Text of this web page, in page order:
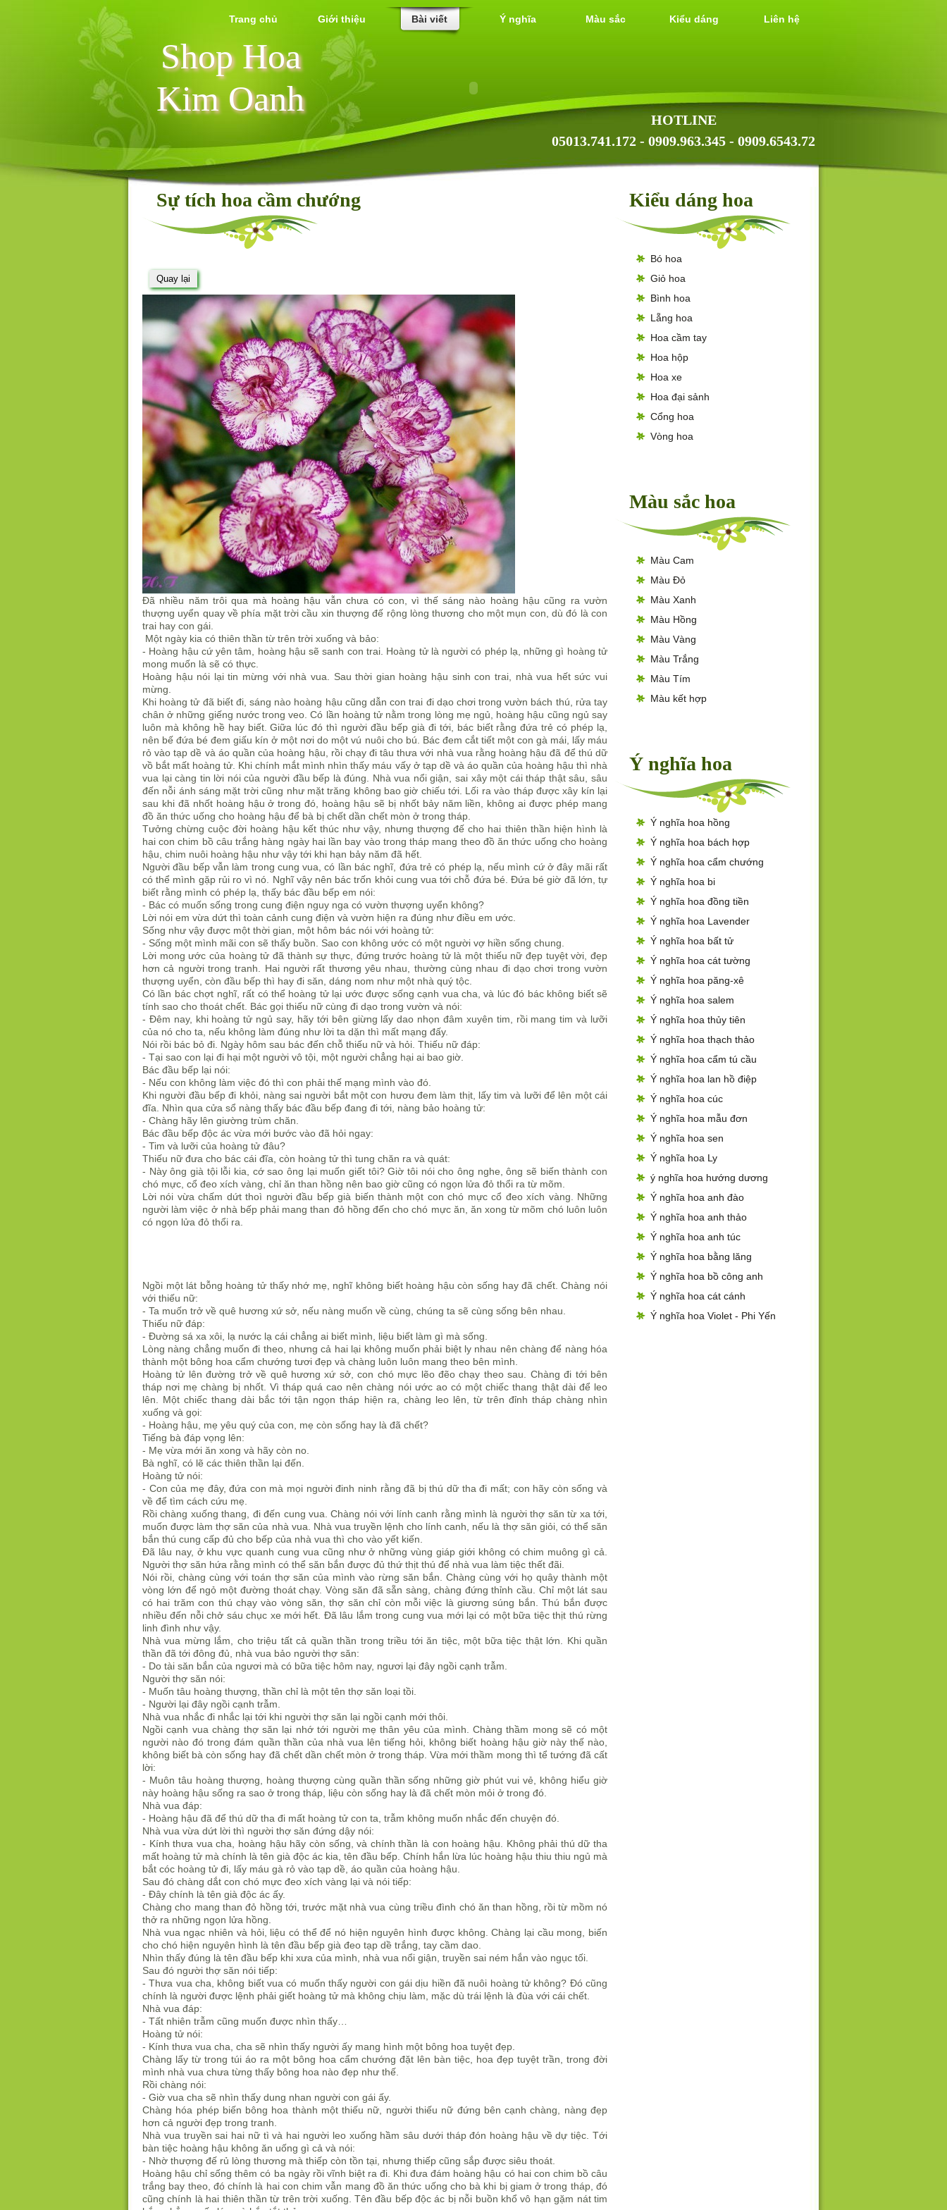
HOTLINE
05013.741.172 - 0909.963.345 - 0909.6543.72
Shop Hoa
Kim Oanh
Trang chủ Giới thiệu Bài viết Ý nghĩa Màu sắc Kiểu dáng Liên hệ
Sự tích hoa cầm chướng
Đã nhiều năm trôi qua mà hoàng hậu vẫn chưa có con, vì thế sáng nào hoàng hậu cũng ra vườn
thượng uyển quay về phía mặt trời cầu xin thượng đế rộng lòng thương cho một mụn con, dù đó là con
trai hay con gái.
Một ngày kia có thiên thần từ trên trời xuống và bảo:
- Hoàng hậu cứ yên tâm, hoàng hậu sẽ sanh con trai. Hoàng tử là người có phép lạ, những gì hoàng tử
mong muốn là sẽ có thực.
Hoàng hậu nói lại tin mừng với nhà vua. Sau thời gian hoàng hậu sinh con trai, nhà vua hết sức vui
mừng.
Khi hoàng tử đã biết đi, sáng nào hoàng hậu cũng dẫn con trai đi dạo chơi trong vườn bách thú, rửa tay
chân ở những giếng nước trong veo. Có lần hoàng tử nằm trong lòng mẹ ngủ, hoàng hậu cũng ngủ say
luôn mà không hề hay biết. Giữa lúc đó thì người đầu bếp già đi tới, bác biết rằng đứa trẻ có phép lạ,
nên bế đứa bé đem giấu kín ở một nơi do một vú nuôi cho bú. Bác đem cắt tiết một con gà mái, lấy máu
rỏ vào tạp dề và áo quần của hoàng hậu, rồi chạy đi tâu thưa với nhà vua rằng hoàng hậu đã để thú dữ
vồ bắt mất hoàng tử. Khi chính mắt mình nhìn thấy máu vấy ở tạp dề và áo quần của hoàng hậu thì nhà
vua lại càng tin lời nói của người đầu bếp là đúng. Nhà vua nổi giận, sai xây một cái tháp thật sâu, sâu
đến nỗi ánh sáng mặt trời cũng như mặt trăng không bao giờ chiếu tới. Lối ra vào tháp được xây kín lại
sau khi đã nhốt hoàng hậu ở trong đó, hoàng hậu sẽ bị nhốt bảy năm liền, không ai được phép mang
đồ ăn thức uống cho hoàng hậu để bà bị chết dần chết mòn ở trong tháp.
Tưởng chừng cuộc đời hoàng hậu kết thúc như vậy, nhưng thượng đế cho hai thiên thần hiện hình là
hai con chim bồ câu trắng hàng ngày hai lần bay vào trong tháp mang theo đồ ăn thức uống cho hoàng
hậu, chim nuôi hoàng hậu như vậy tới khi hạn bảy năm đã hết.
Người đầu bếp vẫn làm trong cung vua, có lần bác nghĩ, đứa trẻ có phép lạ, nếu mình cứ ở đây mãi rất
có thể mình gặp rủi ro vì nó. Nghĩ vậy nên bác trốn khỏi cung vua tới chỗ đứa bé. Đứa bé giờ đã lớn, tự
biết rằng mình có phép lạ, thấy bác đầu bếp em nói:
- Bác có muốn sống trong cung điện nguy nga có vườn thượng uyển không?
Lời nói em vừa dứt thì toàn cảnh cung điện và vườn hiện ra đúng như điều em ước.
Sống như vậy được một thời gian, một hôm bác nói với hoàng tử:
- Sống một mình mãi con sẽ thấy buồn. Sao con không ước có một người vợ hiền sống chung.
Lời mong ước của hoàng tử đã thành sự thực, đứng trước hoàng tử là một thiếu nữ đẹp tuyệt vời, đẹp
hơn cả người trong tranh. Hai người rất thương yêu nhau, thường cùng nhau đi dạo chơi trong vườn
thượng uyển, còn đầu bếp thì hay đi săn, dáng nom như một nhà quý tộc.
Có lần bác chợt nghĩ, rất có thể hoàng tử lại ước được sống cạnh vua cha, và lúc đó bác không biết sẽ
tính sao cho thoát chết. Bác gọi thiếu nữ cùng đi dạo trong vườn và nói:
- Đêm nay, khi hoàng tử ngủ say, hãy tới bên giừng lấy dao nhọn đâm xuyên tim, rồi mang tim và lưỡi
của nó cho ta, nếu không làm đúng như lời ta dặn thì mất mạng đấy.
Nói rồi bác bỏ đi. Ngày hôm sau bác đến chỗ thiếu nữ và hỏi. Thiếu nữ đáp:
- Tại sao con lại đi hại một người vô tội, một người chẳng hại ai bao giờ.
Bác đầu bếp lại nói:
- Nếu con không làm việc đó thì con phải thế mạng mình vào đó.
Khi người đầu bếp đi khỏi, nàng sai người bắt một con hươu đem làm thịt, lấy tim và lưỡi để lên một cái
đĩa. Nhìn qua cửa sổ nàng thấy bác đầu bếp đang đi tới, nàng bảo hoàng tử:
- Chàng hãy lên giường trùm chăn.
Bác đầu bếp độc ác vừa mới bước vào đã hỏi ngay:
- Tim và lưỡi của hoàng tử đâu?
Thiếu nữ đưa cho bác cái đĩa, còn hoàng tử thì tung chăn ra và quát:
- Này ông già tội lỗi kia, cớ sao ông lại muốn giết tôi? Giờ tôi nói cho ông nghe, ông sẽ biến thành con
chó mực, cổ đeo xích vàng, chỉ ăn than hồng nên bao giờ cũng có ngọn lửa đỏ thổi ra từ mõm.
Lời nói vừa chấm dứt thoì người đầu bếp già biến thành một con chó mực cổ đeo xích vàng. Những
người làm việc ở nhà bếp phải mang than đỏ hồng đến cho chó mực ăn, ăn xong từ mõm chó luôn luôn
có ngọn lửa đỏ thổi ra.
Ngồi một lát bỗng hoàng tử thấy nhớ mẹ, nghĩ không biết hoàng hậu còn sống hay đã chết. Chàng nói
với thiếu nữ:
- Ta muốn trở về quê hương xứ sở, nếu nàng muốn về cùng, chúng ta sẽ cùng sống bên nhau.
Thiếu nữ đáp:
- Đường sá xa xôi, lạ nước lạ cái chẳng ai biết mình, liệu biết làm gì mà sống.
Lòng nàng chẳng muốn đi theo, nhưng cả hai lại không muốn phải biệt ly nhau nên chàng để nàng hóa
thành một bông hoa cẩm chướng tươi đẹp và chàng luôn luôn mang theo bên mình.
Hoàng tử lên đường trở về quê hương xứ sở, con chó mực lẽo đẽo chạy theo sau. Chàng đi tới bên
tháp nơi mẹ chàng bị nhốt. Vì tháp quá cao nên chàng nói ước ao có một chiếc thang thật dài để leo
lên. Một chiếc thang dài bắc tới tận ngọn tháp hiện ra, chàng leo lên, từ trên đỉnh tháp chàng nhìn
xuống và gọi:
- Hoàng hậu, mẹ yêu quý của con, mẹ còn sống hay là đã chết?
Tiếng bà đáp vọng lên:
- Mẹ vừa mới ăn xong và hãy còn no.
Bà nghĩ, có lẽ các thiên thần lại đến.
Hoàng tử nói:
- Con của mẹ đây, đứa con mà mọi người đinh ninh rằng đã bị thú dữ tha đi mất; con hãy còn sống và
về để tìm cách cứu mẹ.
Rồi chàng xuống thang, đi đến cung vua. Chàng nói với lính canh rằng mình là người thợ săn từ xa tới,
muốn được làm thợ săn của nhà vua. Nhà vua truyền lệnh cho lính canh, nếu là thợ săn giỏi, có thể săn
bắn thú cung cấp đủ cho bếp của nhà vua thì cho vào yết kiến.
Đã lâu nay, ở khu vực quanh cung vua cũng như ở những vùng giáp giới không có chim muông gì cả.
Người thợ săn hứa rằng mình có thể săn bắn được đủ thứ thịt thú để nhà vua làm tiệc thết đãi.
Nói rồi, chàng cùng với toán thợ săn của mình vào rừng săn bắn. Chàng cùng với họ quây thành một
vòng lớn để ngỏ một đường thoát chạy. Vòng săn đã sẵn sàng, chàng đứng thỉnh cầu. Chỉ một lát sau
có hai trăm con thú chạy vào vòng săn, thợ săn chỉ còn mỗi việc là giương súng bắn. Thú bắn được
nhiều đến nỗi chở sáu chục xe mới hết. Đã lâu lắm trong cung vua mới lại có một bữa tiệc thịt thú rừng
linh đình như vậy.
Nhà vua mừng lắm, cho triệu tất cả quần thần trong triều tới ăn tiệc, một bữa tiệc thật lớn. Khi quần
thần đã tới đông đủ, nhà vua bảo người thợ săn:
- Do tài săn bắn của ngươi mà có bữa tiệc hôm nay, ngươi lại đây ngồi cạnh trẫm.
Người thợ săn nói:
- Muốn tâu hoàng thượng, thần chỉ là một tên thợ săn loại tồi.
- Người lại đây ngồi cạnh trẫm.
Nhà vua nhắc đi nhắc lại tới khi người thợ săn lại ngồi cạnh mới thôi.
Ngồi cạnh vua chàng thợ săn lại nhớ tới người mẹ thân yêu của mình. Chàng thầm mong sẽ có một
người nào đó trong đám quần thần của nhà vua lên tiếng hỏi, không biết hoàng hậu giờ này thế nào,
không biết bà còn sống hay đã chết dần chết mòn ở trong tháp. Vừa mới thầm mong thì tể tướng đã cất
lời:
- Muôn tâu hoàng thượng, hoàng thượng cùng quần thần sống những giờ phút vui vẻ, không hiểu giờ
này hoàng hậu sống ra sao ở trong tháp, liệu còn sống hay là đã chết mòn mỏi ở trong đó.
Nhà vua đáp:
- Hoàng hậu đã để thú dữ tha đi mất hoàng tử con ta, trẫm không muốn nhắc đến chuyện đó.
Nhà vua vừa dứt lời thì người thợ săn đứng dậy nói:
- Kính thưa vua cha, hoàng hậu hãy còn sống, và chính thần là con hoàng hậu. Không phải thú dữ tha
mất hoàng tử mà chính là tên già độc ác kia, tên đầu bếp. Chính hắn lừa lúc hoàng hậu thiu thiu ngủ mà
bắt cóc hoàng tử đi, lấy máu gà rỏ vào tạp dề, áo quần của hoàng hậu.
Sau đó chàng dắt con chó mực đeo xích vàng lại và nói tiếp:
- Đây chính là tên già độc ác ấy.
Chàng cho mang than đỏ hồng tới, trước mặt nhà vua cùng triều đình chó ăn than hồng, rồi từ mồm nó
thở ra những ngọn lửa hồng.
Nhà vua ngạc nhiên và hỏi, liệu có thể để nó hiện nguyên hình được không. Chàng lại cầu mong, biến
cho chó hiện nguyên hình là tên đầu bếp già đeo tạp dề trắng, tay cầm dao.
Nhìn thấy đúng là tên đầu bếp khi xưa của mình, nhà vua nổi giận, truyền sai ném hắn vào ngục tối.
Sau đó người thợ săn nói tiếp:
- Thưa vua cha, không biết vua có muốn thấy người con gái dịu hiền đã nuôi hoàng tử không? Đó cũng
chính là người được lệnh phải giết hoàng tử mà không chịu làm, mặc dù trái lệnh là đùa với cái chết.
Nhà vua đáp:
- Tất nhiên trẫm cũng muốn được nhìn thấy…
Hoàng tử nói:
- Kính thưa vua cha, cha sẽ nhìn thấy người ấy mang hình một bông hoa tuyệt đẹp.
Chàng lấy từ trong túi áo ra một bông hoa cẩm chướng đặt lên bàn tiệc, hoa đẹp tuyệt trần, trong đời
mình nhà vua chưa từng thấy bông hoa nào đẹp như thế.
Rồi chàng nói:
- Giờ vua cha sẽ nhìn thấy dung nhan người con gái ấy.
Chàng hóa phép biến bông hoa thành một thiếu nữ, người thiếu nữ đứng bên cạnh chàng, nàng đẹp
hơn cả người đẹp trong tranh.
Nhà vua truyền sai hai nữ tì và hai người leo xuống hầm sâu dưới tháp đón hoàng hậu về dự tiệc. Tới
bàn tiệc hoàng hậu không ăn uống gì cả và nói:
- Nhờ thượng đế rủ lòng thương mà thiếp còn tồn tại, nhưng thiếp cũng sắp được siêu thoát.
Hoàng hậu chỉ sống thêm có ba ngày rồi vĩnh biệt ra đi. Khi đưa đám hoàng hậu có hai con chim bồ câu
trắng bay theo, đó chính là hai con chim vẫn mang đồ ăn thức uống cho bà khi bị giam ở trong tháp, đó
cũng chính là hai thiên thần từ trên trời xuống. Tên đầu bếp độc ác bị nỗi buồn khổ vô hạn gặm nát tim
Kiểu dáng hoa
Bó hoa
Giỏ hoa
Bình hoa
Lẵng hoa
Hoa cầm tay
Hoa hộp
Hoa xe
Hoa đại sảnh
Cổng hoa
Vòng hoa
Màu sắc hoa
Màu Cam
Màu Đỏ
Màu Xanh
Màu Hồng
Màu Vàng
Màu Trắng
Màu Tím
Màu kết hợp
Ý nghĩa hoa
Ý nghĩa hoa hồng
Ý nghĩa hoa bách hợp
Ý nghĩa hoa cẩm chướng
Ý nghĩa hoa bi
Ý nghĩa hoa đồng tiền
Ý nghĩa hoa Lavender
Ý nghĩa hoa bất tử
Ý nghĩa hoa cát tường
Ý nghĩa hoa păng-xê
Ý nghĩa hoa salem
Ý nghĩa hoa thủy tiên
Ý nghĩa hoa thạch thảo
Ý nghĩa hoa cẩm tú cầu
Ý nghĩa hoa lan hồ điệp
Ý nghĩa hoa cúc
Ý nghĩa hoa mẫu đơn
Ý nghĩa hoa sen
Ý nghĩa hoa Ly
ý nghĩa hoa hướng dương
Ý nghĩa hoa anh đào
Ý nghĩa hoa anh thảo
Ý nghĩa hoa anh túc
Ý nghĩa hoa bằng lăng
Ý nghĩa hoa bồ công anh
Ý nghĩa hoa cát cánh
Ý nghĩa hoa Violet - Phi Yến